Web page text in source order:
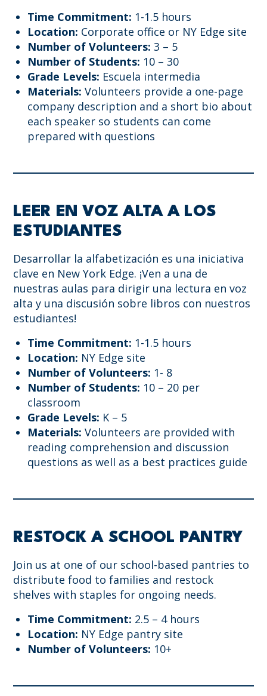
Time Commitment: 1-1.5 hours
Location: Corporate office or NY Edge site
Number of Volunteers: 3 – 5
Number of Students: 10 – 30
Grade Levels: Escuela intermedia
Materials: Volunteers provide a one-page
company description and a short bio about
each speaker so students can come
prepared with questions
LEER EN VOZ ALTA A LOS
ESTUDIANTES
Desarrollar la alfabetización es una iniciativa
clave en New York Edge. ¡Ven a una de
nuestras aulas para dirigir una lectura en voz
alta y una discusión sobre libros con nuestros
estudiantes!
Time Commitment: 1-1.5 hours
Location: NY Edge site
Number of Volunteers: 1- 8
Number of Students: 10 – 20 per
classroom
Grade Levels: K – 5
Materials: Volunteers are provided with
reading comprehension and discussion
questions as well as a best practices guide
RESTOCK A SCHOOL PANTRY
Join us at one of our school-based pantries to
distribute food to families and restock
shelves with staples for ongoing needs.
Time Commitment: 2.5 – 4 hours
Location: NY Edge pantry site
Number of Volunteers: 10+